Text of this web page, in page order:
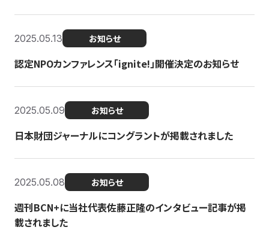
2025.05.13 お知らせ
認定NPOカンファレンス「ignite!」開催決定のお知らせ
2025.05.09 お知らせ
日本財団ジャーナルにコングラントが掲載されました
2025.05.08 お知らせ
週刊BCN+に当社代表佐藤正隆のインタビュー記事が掲
載されました